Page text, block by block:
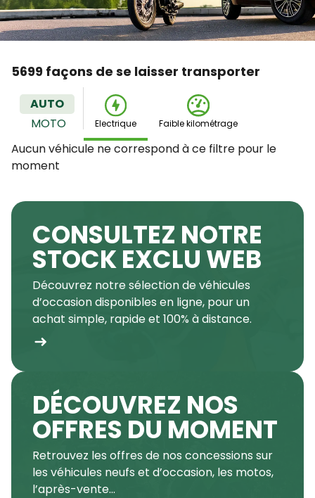
5699 façons de se laisser transporter
AUTO
MOTO
Electrique Faible kilométrage
Aucun véhicule ne correspond à ce filtre pour le
moment
CONSULTEZ NOTRE
STOCK EXCLU WEB
Découvrez notre sélection de véhicules
d’occasion disponibles en ligne, pour un
achat simple, rapide et 100% à distance.
DÉCOUVREZ NOS
OFFRES DU MOMENT
Retrouvez les offres de nos concessions sur
les véhicules neufs et d’occasion, les motos,
l’après-vente...